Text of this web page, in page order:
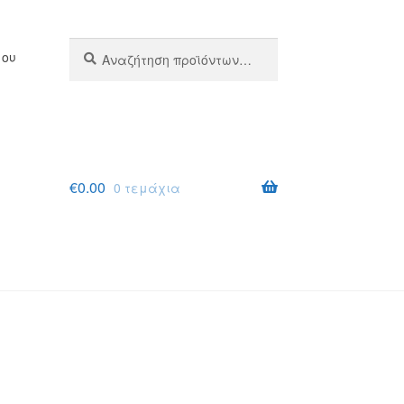
για:
€0.00 0 τεμάχια